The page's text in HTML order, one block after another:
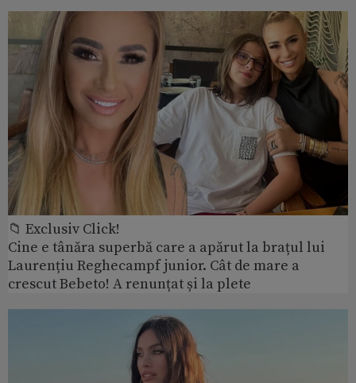
📁 Exclusiv Click!
Cine e tânăra superbă care a apărut la brațul lui
Laurențiu Reghecampf junior. Cât de mare a
crescut Bebeto! A renunțat și la plete